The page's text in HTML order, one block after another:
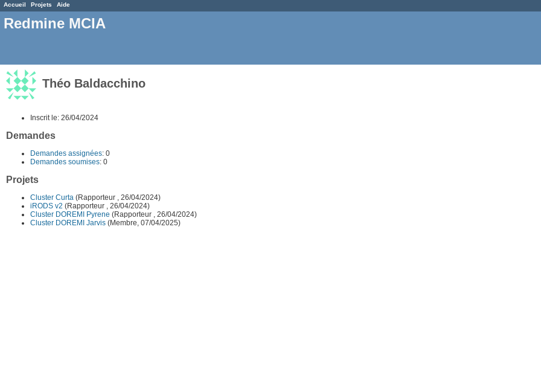
Accueil Projets Aide
Redmine MCIA
Théo Baldacchino
Inscrit le: 26/04/2024
Demandes
Demandes assignées: 0
Demandes soumises: 0
Projets
Cluster Curta (Rapporteur , 26/04/2024)
iRODS v2 (Rapporteur , 26/04/2024)
Cluster DOREMI Pyrene (Rapporteur , 26/04/2024)
Cluster DOREMI Jarvis (Membre, 07/04/2025)